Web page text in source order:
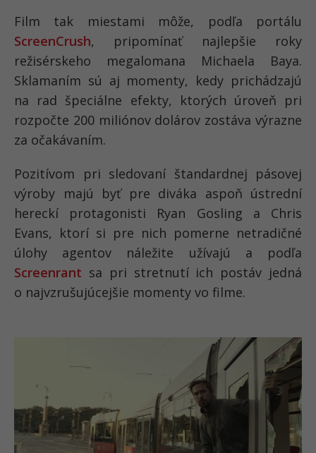
Film tak miestami môže, podľa portálu
ScreenCrush, pripomínať najlepšie roky
režisérskeho megalomana Michaela Baya.
Sklamaním sú aj momenty, kedy prichádzajú
na rad špeciálne efekty, ktorých úroveň pri
rozpočte 200 miliónov dolárov zostáva výrazne
za očakávaním.
Pozitívom pri sledovaní štandardnej pásovej
výroby majú byť pre diváka aspoň ústrední
hereckí protagonisti Ryan Gosling a Chris
Evans, ktorí si pre nich pomerne netradičné
úlohy agentov náležite užívajú a podľa
Screenrant sa pri stretnutí ich postáv jedná
o najvzrušujúcejšie momenty vo filme.